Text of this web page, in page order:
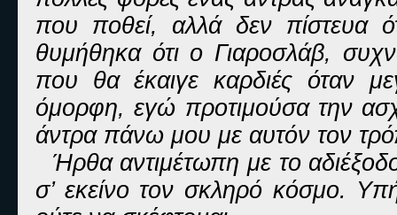
που ποθεί, αλλά δεν πίστευα
θυμήθηκα ότι ο Γιαροσλάβ,
που θα έκαιγε καρδιές όταν
όμορφη, εγώ προτιμούσα την
άντρα πάνω μου με αυτόν τον
Ήρθα αντιμέτωπη με το
σ’ εκείνο τον σκληρό κόσμο.